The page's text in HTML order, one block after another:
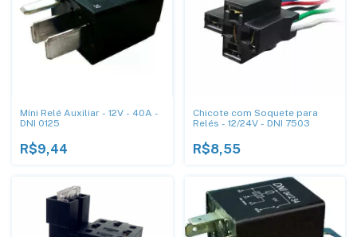
Míni Relé Auxiliar - 12V - 40A -
DNI 0125
R$9,44
Chicote com Soquete para
Relés - 12/24V - DNI 7503
R$8,55